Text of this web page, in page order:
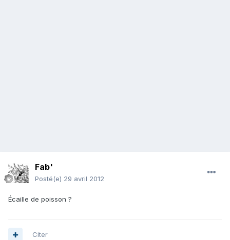
Fab'
Posté(e) 29 avril 2012
Écaille de poisson ?
Citer